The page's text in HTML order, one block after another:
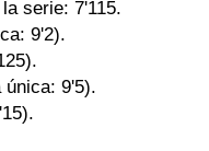
serie: 7'115.
9'2).
única: 9'5).